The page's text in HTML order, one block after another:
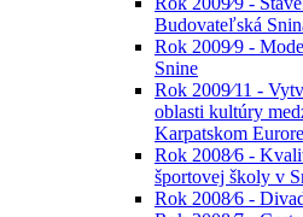
Budovateľská
Rok 2009⁄9 -
Snine
Rok 2009⁄11 -
oblasti kultúry
Karpatskom
Rok 2008⁄6 -
športovej školy v
Rok 2008⁄6 -